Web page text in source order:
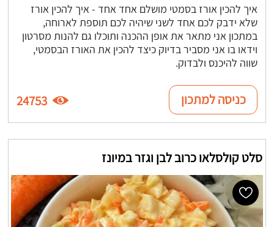
איך להכין אורז בסמטי מושלם אחד אחד - איך להכין אורז
שלא ידבק לכם אחד לשני שיהיה לכם תוספת לארוחה,
במתכון אני מתאר את אופן ההכנה ותוכלו גם להנות מסרטון
וידאו בו אני מסביר בדיוק כיצד להכין את האורז הבסמטי,
שווה להיכנס ולבדוק.
כניסה למתכון 24753
סלט קולסלאו כרוב לבן וגזר במיונז